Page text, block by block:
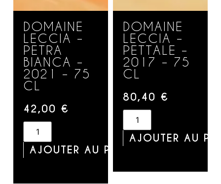
DOMAINE
LECCIA –
PETRA
BIANCA –
2021 – 75
CL
42,00 €
AJOUTER AU PANIER
DOMAINE
LECCIA –
PETTALE –
2017 – 75
CL
80,40 €
AJOUTER AU